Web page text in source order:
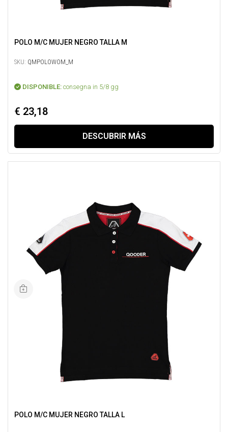
POLO M/C MUJER NEGRO TALLA M
SKU: QMPOLOWOM_M
DISPONIBLE: consegna in 5/8 gg
€ 23,18
DESCUBRIR MÁS
POLO M/C MUJER NEGRO TALLA L